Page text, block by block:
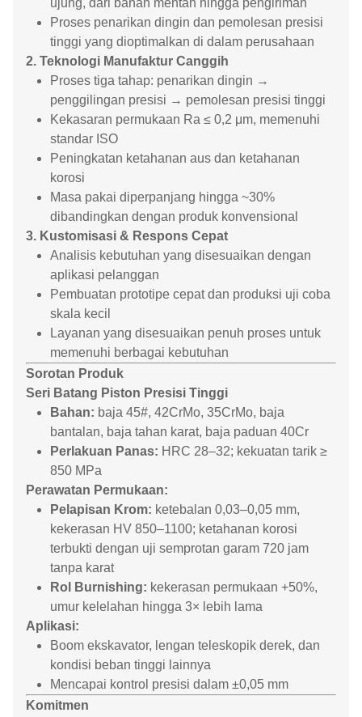
ujung, dari bahan mentah hingga pengiriman
Proses penarikan dingin dan pemolesan presisi
tinggi yang dioptimalkan di dalam perusahaan
2. Teknologi Manufaktur Canggih
Proses tiga tahap: penarikan dingin →
penggilingan presisi → pemolesan presisi tinggi
Kekasaran permukaan Ra ≤ 0,2 μm, memenuhi
standar ISO
Peningkatan ketahanan aus dan ketahanan
korosi
Masa pakai diperpanjang hingga ~30%
dibandingkan dengan produk konvensional
3. Kustomisasi & Respons Cepat
Analisis kebutuhan yang disesuaikan dengan
aplikasi pelanggan
Pembuatan prototipe cepat dan produksi uji coba
skala kecil
Layanan yang disesuaikan penuh proses untuk
memenuhi berbagai kebutuhan
Sorotan Produk
Seri Batang Piston Presisi Tinggi
Bahan: baja 45#, 42CrMo, 35CrMo, baja
bantalan, baja tahan karat, baja paduan 40Cr
Perlakuan Panas: HRC 28–32; kekuatan tarik ≥
850 MPa
Perawatan Permukaan:
Pelapisan Krom: ketebalan 0,03–0,05 mm,
kekerasan HV 850–1100; ketahanan korosi
terbukti dengan uji semprotan garam 720 jam
tanpa karat
Rol Burnishing: kekerasan permukaan +50%,
umur kelelahan hingga 3× lebih lama
Aplikasi:
Boom ekskavator, lengan teleskopik derek, dan
kondisi beban tinggi lainnya
Mencapai kontrol presisi dalam ±0,05 mm
Komitmen